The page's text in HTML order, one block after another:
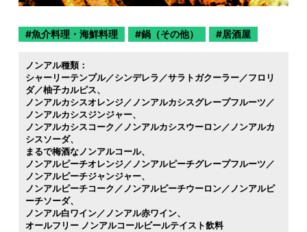
魚介料理・海鮮料理 鍋（その他） 居酒屋
ノンアル種類：
シャーリーテンプル／シンデレラ／サラトガクーラー／フロリ
ダ／柚子カルピス
ノンアルカシスオレンジ／ノンアルカシスグレープフルーツ／
ノンアルカシスジンジャー
ノンアルカシスコーク／ノンアルカシスウーロン／ノンアルカ
シスソーダ
まるで梅酒なノンアルコール
ノンアルピーチオレンジ／ノンアルピーチグレープフルーツ／
ノンアルピーチジャンジャー
ノンアルピーチコーク／ノンアルピーチウーロン／ノンアルピ
ーチソーダ
ノンアル白ワイン／ノンアル赤ワイン
オールフリー ノンアルコールビールテイスト飲料